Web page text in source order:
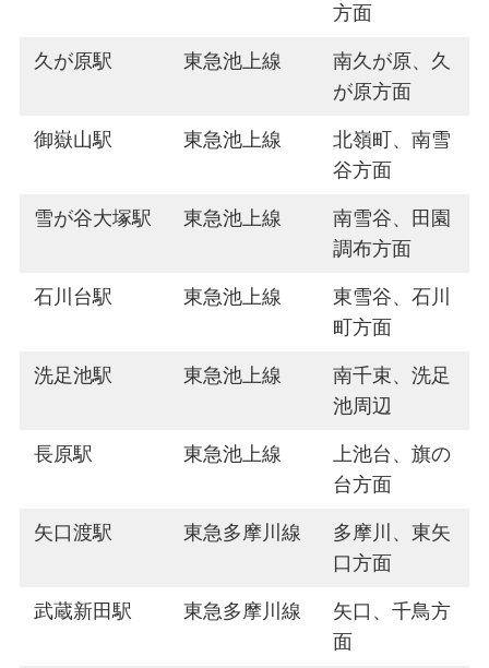
方面
久が原駅 東急池上線
南久が原、久
が原方面
御嶽山駅 東急池上線
北嶺町、南雪
谷方面
雪が谷大塚駅 東急池上線
南雪谷、田園
調布方面
石川台駅 東急池上線
東雪谷、石川
町方面
洗足池駅 東急池上線
南千束、洗足
池周辺
長原駅 東急池上線
上池台、旗の
台方面
矢口渡駅 東急多摩川線
多摩川、東矢
口方面
武蔵新田駅 東急多摩川線
矢口、千鳥方
面